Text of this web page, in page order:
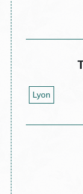
Lyon